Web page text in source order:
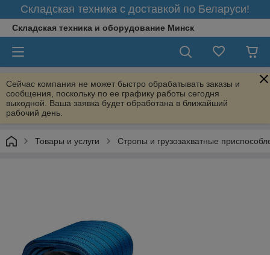
Складская техника с доставкой по Беларуси!
Складская техника и оборудование Минск
Сейчас компания не может быстро обрабатывать заказы и
сообщения, поскольку по ее графику работы сегодня
выходной. Ваша заявка будет обработана в ближайший
рабочий день.
Товары и услуги Стропы и грузозахватные